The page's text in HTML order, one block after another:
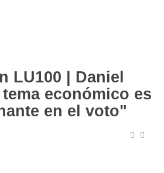
LU100 | Daniel
económico es
en el voto"